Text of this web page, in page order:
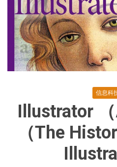
信息科
Illustrator
（The